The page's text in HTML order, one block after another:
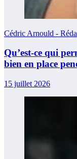
Cédric Arnould -
Qu’est-ce qui
bien en place
15 juillet 2026